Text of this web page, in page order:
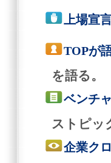
上場宣
TOPが
を語る。
ベンチ
ストピッ
企業ク